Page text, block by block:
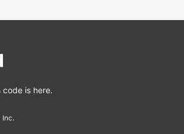
code is here.
Inc.